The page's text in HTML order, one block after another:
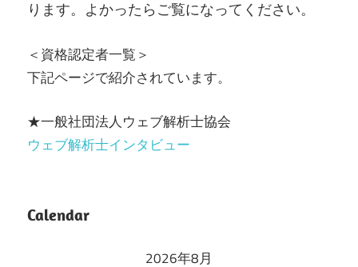
ります。よかったらご覧になってください。
＜資格認定者一覧＞
下記ページで紹介されています。
★一般社団法人ウェブ解析士協会
ウェブ解析士インタビュー
Calendar
2026年8月